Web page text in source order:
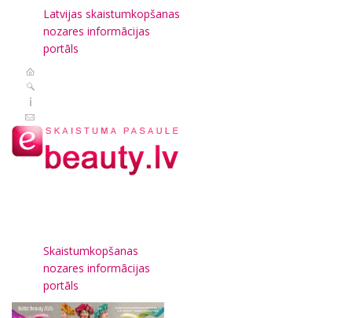
Latvijas skaistumkopšanas
nozares informācijas
portāls
Skaistumkopšanas
nozares informācijas
portāls